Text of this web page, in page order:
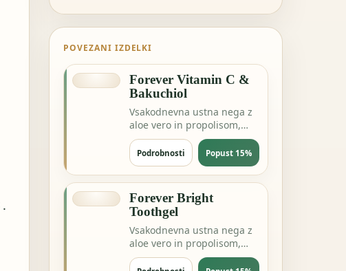
.
POVEZANI IZDELKI
Forever Vitamin C &
Bakuchiol
Vsakodnevna ustna nega z
aloe vero in propolisom,
brez zapletanja rutine.
Podrobnosti Popust 15%
Forever Bright
Toothgel
Vsakodnevna ustna nega z
aloe vero in propolisom,
brez zapletanja rutine.